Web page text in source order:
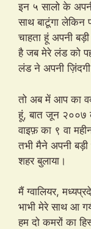
इन ५ सालो के
साथ बाटूंगा लेकिन
चाहता हूं अपनी
है जब मेरे लंड को
लंड ने अपनी ज़िंदगी
तो अब में आप का
हूं, बात जून २००७
वाइफ़ का ९ वा
तभी मैने अपनी
शहर बुलाया।
मैं ग्वालियर,
भाभी मेरे साथ आ
हम दो कमरों का